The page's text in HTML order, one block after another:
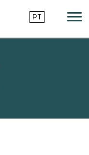
PT